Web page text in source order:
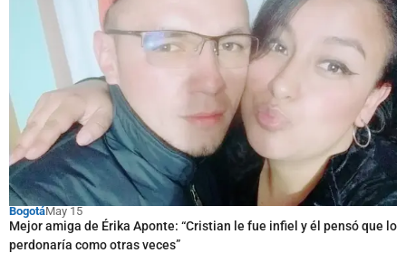
BogotáMay 15
Mejor amiga de Érika Aponte: “Cristian le fue infiel y él pensó que lo
perdonaría como otras veces”